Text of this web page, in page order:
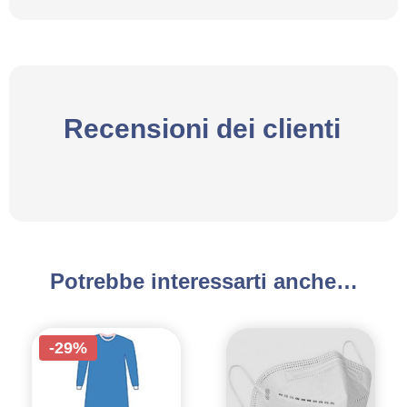
Recensioni dei clienti
Potrebbe interessarti anche…
-29%